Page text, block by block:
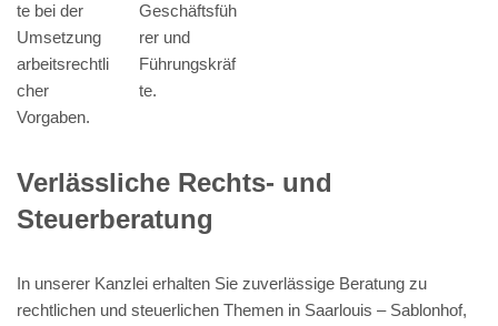
te bei der
Umsetzung
arbeitsrechtli
cher
Vorgaben.
Geschäftsfüh
rer und
Führungskräf
te.
Verlässliche Rechts- und
Steuerberatung
In unserer Kanzlei erhalten Sie zuverlässige Beratung zu
rechtlichen und steuerlichen Themen in Saarlouis – Sablonhof,